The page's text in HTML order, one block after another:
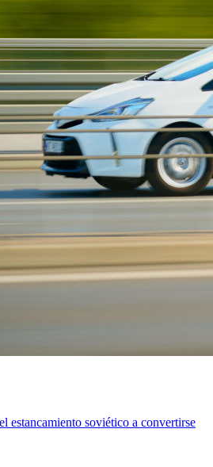
estancamiento soviético a convertirse